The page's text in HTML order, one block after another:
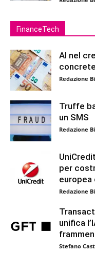
FinanceTech
AI nel
Redazione
Truffe
un SMS
Redazione
per
europea
Redazione
unifica
Stefano